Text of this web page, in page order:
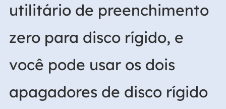
utilitário de preenchimento
zero para disco rígido, e
você pode usar os dois
apagadores de disco rígido